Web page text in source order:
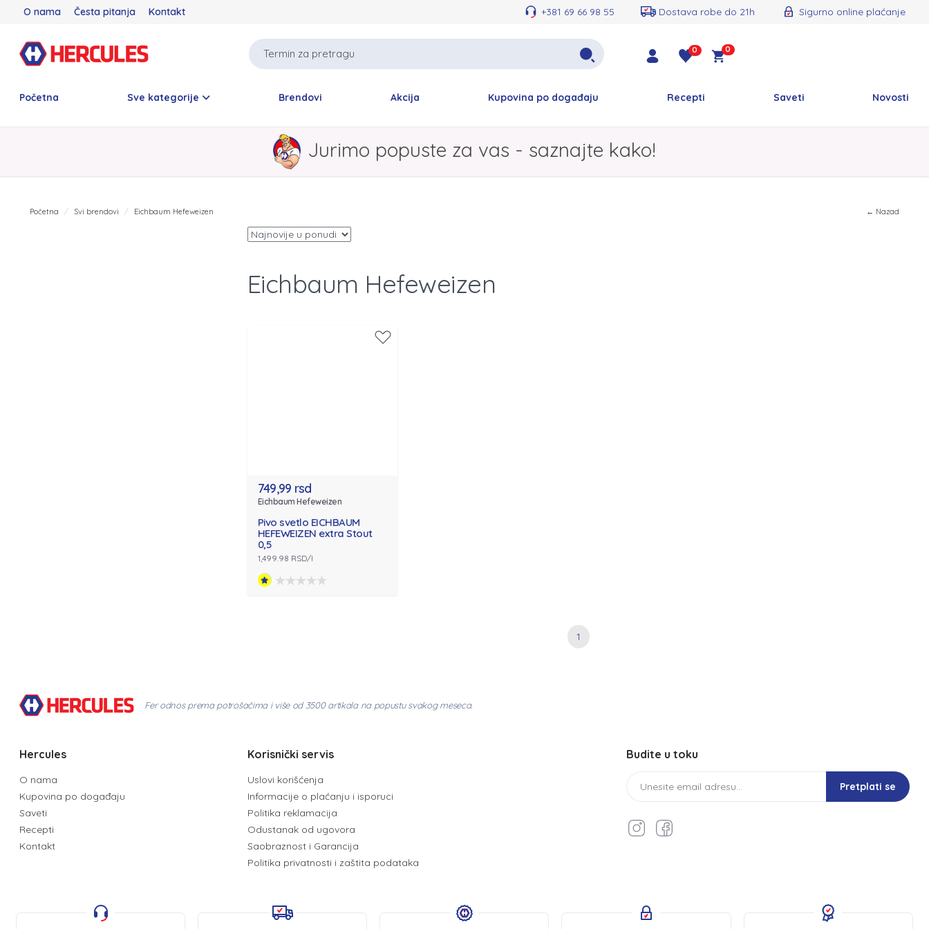
O nama Česta pitanja Kontakt +381 69 66 98 55 Dostava robe do 21h Sigurno online plaćanje
0 0
Početna Sve kategorije Brendovi Akcija Kupovina po događaju Recepti Saveti Novosti
Jurimo popuste za vas - saznajte kako!
Početna Svi brendovi Eichbaum Hefeweizen ← Nazad
Eichbaum Hefeweizen
749,99 rsd
Eichbaum Hefeweizen
Pivo svetlo EICHBAUM
HEFEWEIZEN extra Stout
0,5
1,499.98 RSD/l
1
Fer odnos prema potrošačima i više od 3500 artikala na popustu svakog meseca.
Hercules
O nama
Kupovina po događaju
Saveti
Recepti
Kontakt
Korisnički servis
Uslovi korišćenja
Informacije o plaćanju i isporuci
Politika reklamacija
Odustanak od ugovora
Saobraznost i Garancija
Politika privatnosti i zaštita podataka
Budite u toku
Pretplati se